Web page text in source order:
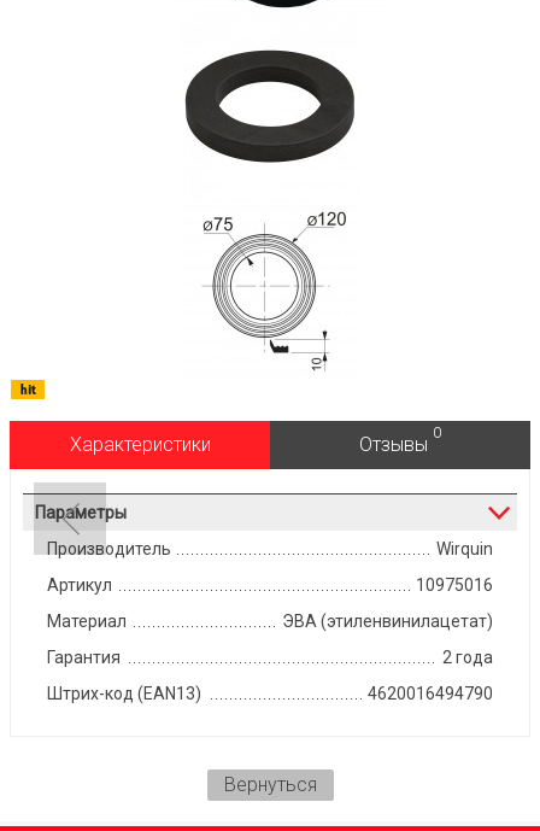
Характеристики Отзывы
0
Параметры
Производитель
Wirquin
Артикул
10975016
Материал
ЭВА (этиленвинилацетат)
Гарантия
2 года
Штрих-код (EAN13)
4620016494790
Вернуться